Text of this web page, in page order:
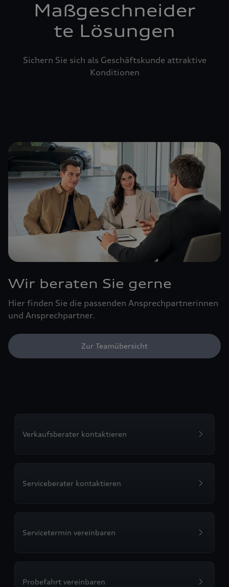
Maßgeschneider
te Lösungen
Sichern Sie sich als Geschäftskunde attraktive
Konditionen
Wir beraten Sie gerne
Hier finden Sie die passenden Ansprechpartnerinnen
und Ansprechpartner.
Zur Teamübersicht
Verkaufsberater kontaktieren
Serviceberater kontaktieren
Servicetermin vereinbaren
Probefahrt vereinbaren